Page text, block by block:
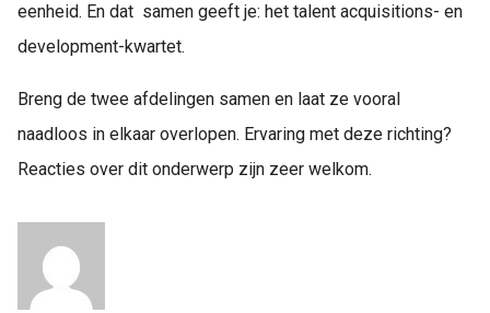
eenheid. En dat samen geeft je: het talent acquisitions- en
development-kwartet.
Breng de twee afdelingen samen en laat ze vooral
naadloos in elkaar overlopen. Ervaring met deze richting?
Reacties over dit onderwerp zijn zeer welkom.